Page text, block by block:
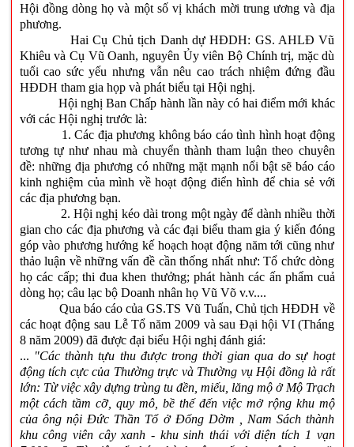
Hội đồng dòng họ và một số vị khách mời trung ương và địa
phương.
Hai Cụ Chủ tịch Danh dự HĐDH: GS. AHLĐ Vũ
Khiêu và Cụ Vũ Oanh, nguyên Ủy viên Bộ Chính trị, mặc dù
tuổi cao sức yếu nhưng vẫn nêu cao trách nhiệm đứng đầu
HĐDH tham gia họp và phát biểu tại Hội nghị.
Hội nghị Ban Chấp hành lần này có hai điểm mới khác
với các Hội nghị trước là:
1. Các địa phương không báo cáo tình hình hoạt động
tương tự như nhau mà chuyển thành tham luận theo chuyên
đề: những địa phương có những mặt mạnh nổi bật sẽ báo cáo
kinh nghiệm của mình về hoạt động điển hình để chia sẻ với
các địa phương bạn.
2. Hội nghị kéo dài trong một ngày để dành nhiều thời
gian cho các địa phương và các đại biểu tham gia ý kiến đóng
góp vào phương hướng kế hoạch hoạt động năm tới cũng như
thảo luận về những vấn đề cần thống nhất như: Tổ chức dòng
họ các cấp; thi đua khen thưởng; phát hành các ấn phẩm cuả
dòng họ; câu lạc bộ Doanh nhân họ Vũ Võ v.v....
Qua báo cáo của GS.TS Vũ Tuấn, Chủ tịch HĐDH về
các hoạt động sau Lễ Tổ năm 2009 và sau Đại hội VI (Tháng
8 năm 2009) đã được đại biểu Hội nghị đánh giá:
... "Các thành tựu thu được trong thời gian qua do sự hoạt
động tích cực của Thường trực và Thường vụ Hội đồng là rất
lớn: Từ việc xây dựng trùng tu đền, miếu, lăng mộ ở Mộ Trạch
một cách tầm cỡ, quy mô, bề thế đến việc mở rộng khu mộ
của ông nội Đức Thần Tổ ở Đống Dờm , Nam Sách thành
khu công viên cây xanh - khu sinh thái với diện tích 1 vạn